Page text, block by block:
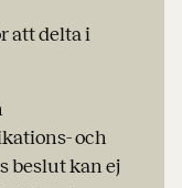
att delta i
och
beslut kan ej